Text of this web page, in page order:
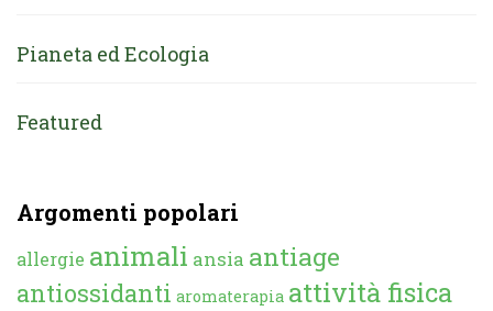
Pianeta ed Ecologia
Featured
Argomenti popolari
allergie animali ansia antiage
antiossidanti aromaterapia attività fisica